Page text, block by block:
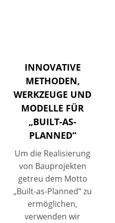
INNOVATIVE
METHODEN,
WERKZEUGE UND
MODELLE FÜR
„BUILT-AS-
PLANNED“
Um die Realisierung
von Bauprojekten
getreu dem Motto
„Built-as-Planned“ zu
ermöglichen,
verwenden wir